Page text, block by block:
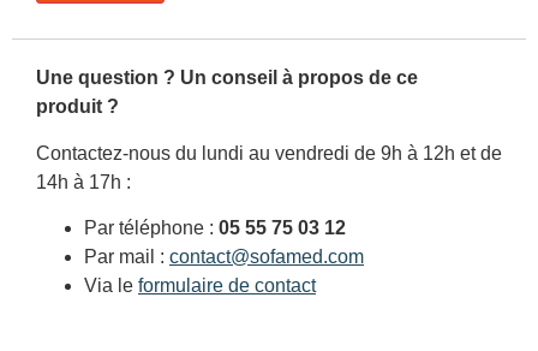
Une question ? Un conseil à propos de ce
produit ?
Contactez-nous du lundi au vendredi de 9h à 12h et de
14h à 17h :
Par téléphone : 05 55 75 03 12
Par mail : contact@sofamed.com
Via le formulaire de contact